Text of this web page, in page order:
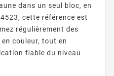
dans un seul bloc, en
cette référence est
régulièrement des
couleur, tout en
fiable du niveau